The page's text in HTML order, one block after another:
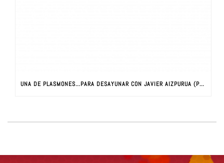
UNA DE PLASMONES…PARA DESAYUNAR CON JAVIER AIZPURUA (PARTE I)